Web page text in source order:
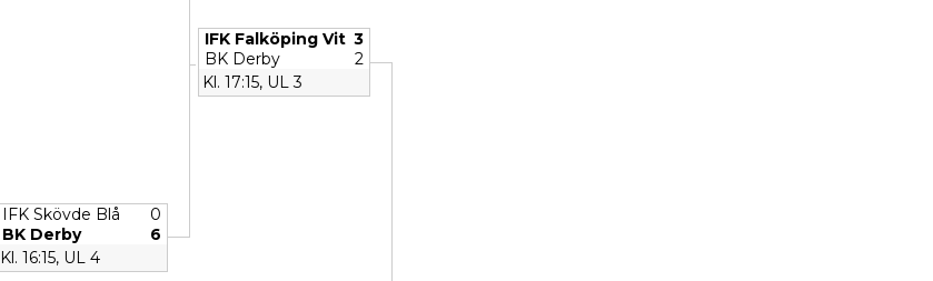
IFK Skövde Blå
0
BK Derby
6
Kl. 16:15, UL 4
IFK Falköping Vit 3
BK Derby
2
Kl. 17:15, UL 3